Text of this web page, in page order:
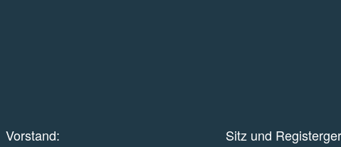
Vorstand:
Sitz und